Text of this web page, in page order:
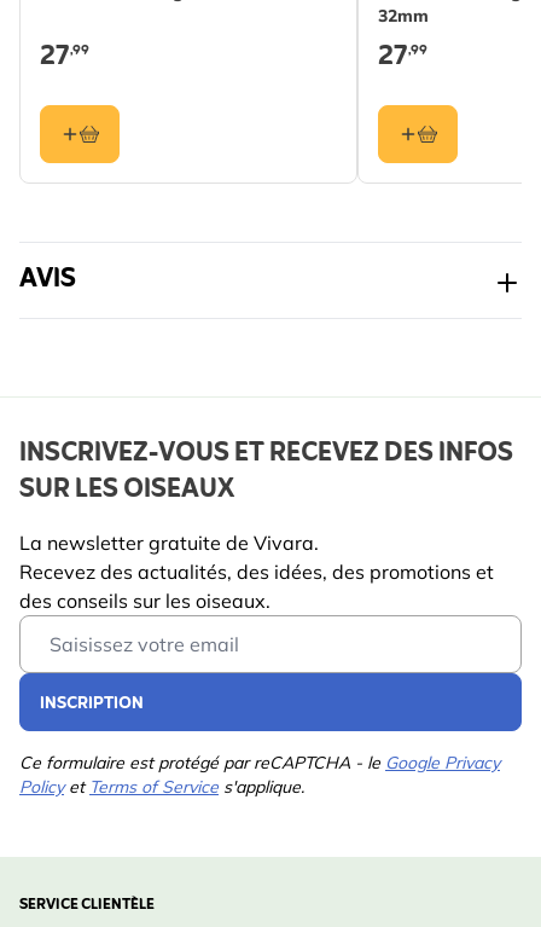
Matériau Bois (FSC® 100%)
27,99
32mm
27,99
AVIS
INSCRIVEZ-VOUS ET RECEVEZ DES INFOS
SUR LES OISEAUX
La newsletter gratuite de Vivara.
Recevez des actualités, des idées, des promotions et
des conseils sur les oiseaux.
Email Address
INSCRIPTION
Ce formulaire est protégé par reCAPTCHA - le Google Privacy
Policyet Terms of Service s'applique.
SERVICE CLIENTÈLE